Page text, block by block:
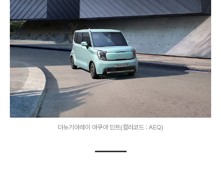
더뉴기아레이 아쿠아 민트(컬러코드 : AEQ)